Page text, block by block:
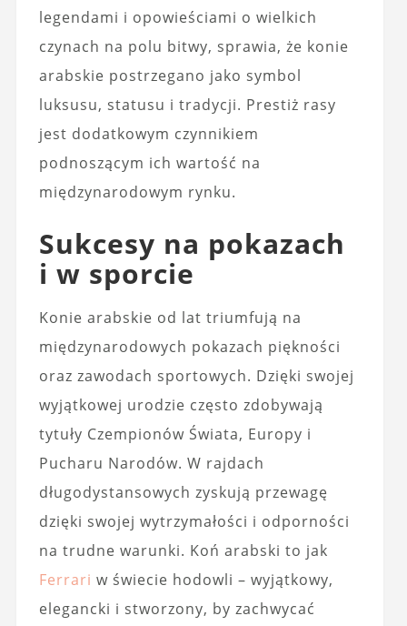
legendami i opowieściami o wielkich
czynach na polu bitwy, sprawia, że konie
arabskie postrzegano jako symbol
luksusu, statusu i tradycji. Prestiż rasy
jest dodatkowym czynnikiem
podnoszącym ich wartość na
międzynarodowym rynku.
Sukcesy na pokazach
i w sporcie
Konie arabskie od lat triumfują na
międzynarodowych pokazach piękności
oraz zawodach sportowych. Dzięki swojej
wyjątkowej urodzie często zdobywają
tytuły Czempionów Świata, Europy i
Pucharu Narodów. W rajdach
długodystansowych zyskują przewagę
dzięki swojej wytrzymałości i odporności
na trudne warunki. Koń arabski to jak
Ferrari w świecie hodowli – wyjątkowy,
elegancki i stworzony, by zachwycać